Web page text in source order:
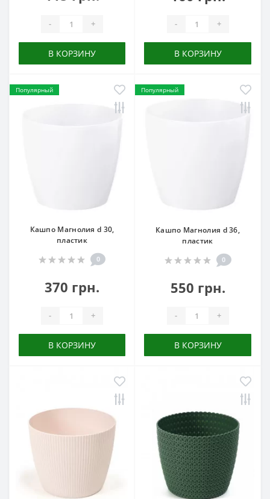
- +
В КОРЗИНУ
- +
В КОРЗИНУ
Популярный
Кашпо Магнолия d 30,
пластик
0
370 грн.
- +
В КОРЗИНУ
Популярный
Кашпо Магнолия d 36,
пластик
0
550 грн.
- +
В КОРЗИНУ